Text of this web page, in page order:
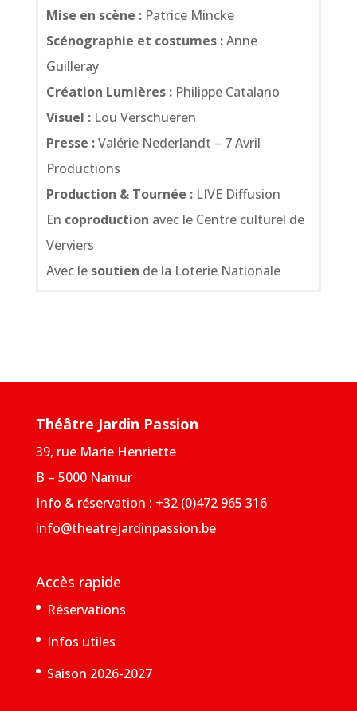
Mise en scène :Patrice Mincke
Scénographie et costumes :Anne
Guilleray
Création Lumières :Philippe Catalano
Visuel :Lou Verschueren
Presse :Valérie Nederlandt – 7 Avril
Productions
Production & Tournée :LIVE Diffusion
En coproduction avec le Centre culturel de
Verviers
Avec le soutien de la Loterie Nationale
Théâtre Jardin Passion
39, rue Marie Henriette
B – 5000 Namur
Info & réservation : +32 (0)472 965 316
info@theatrejardinpassion.be
Accès rapide
Réservations
Infos utiles
Saison 2026-2027